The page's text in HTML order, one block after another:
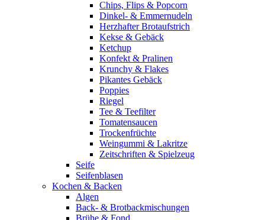
Chips, Flips & Popcorn
Dinkel- & Emmernudeln
Herzhafter Brotaufstrich
Kekse & Gebäck
Ketchup
Konfekt & Pralinen
Krunchy & Flakes
Pikantes Gebäck
Poppies
Riegel
Tee & Teefilter
Tomatensaucen
Trockenfrüchte
Weingummi & Lakritze
Zeitschriften & Spielzeug
Seife
Seifenblasen
Kochen & Backen
Algen
Back- & Brotbackmischungen
Brühe & Fond